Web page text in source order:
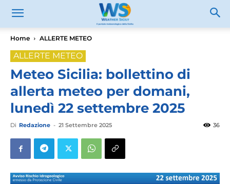
Home ALLERTE METEO
ALLERTE METEO
Meteo Sicilia: bollettino di
allerta meteo per domani,
lunedì 22 settembre 2025
Di Redazione - 21 Settembre 2025 36